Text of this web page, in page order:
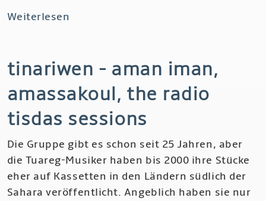
Weiterlesen
(Trio)
Helium,
The
Sad
Machinery
of
Spring
tinariwen - aman iman,
amassakoul, the radio
tisdas sessions
Die Gruppe gibt es schon seit 25 Jahren, aber
die Tuareg-Musiker haben bis 2000 ihre Stücke
eher auf Kassetten in den Ländern südlich der
Sahara veröffentlicht. Angeblich haben sie nur